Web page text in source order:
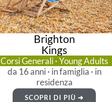
Brighton
Kings
Corsi Generali · Young Adults
da 16 anni · in famiglia · in
residenza
SCOPRI DI PIÙ ➜